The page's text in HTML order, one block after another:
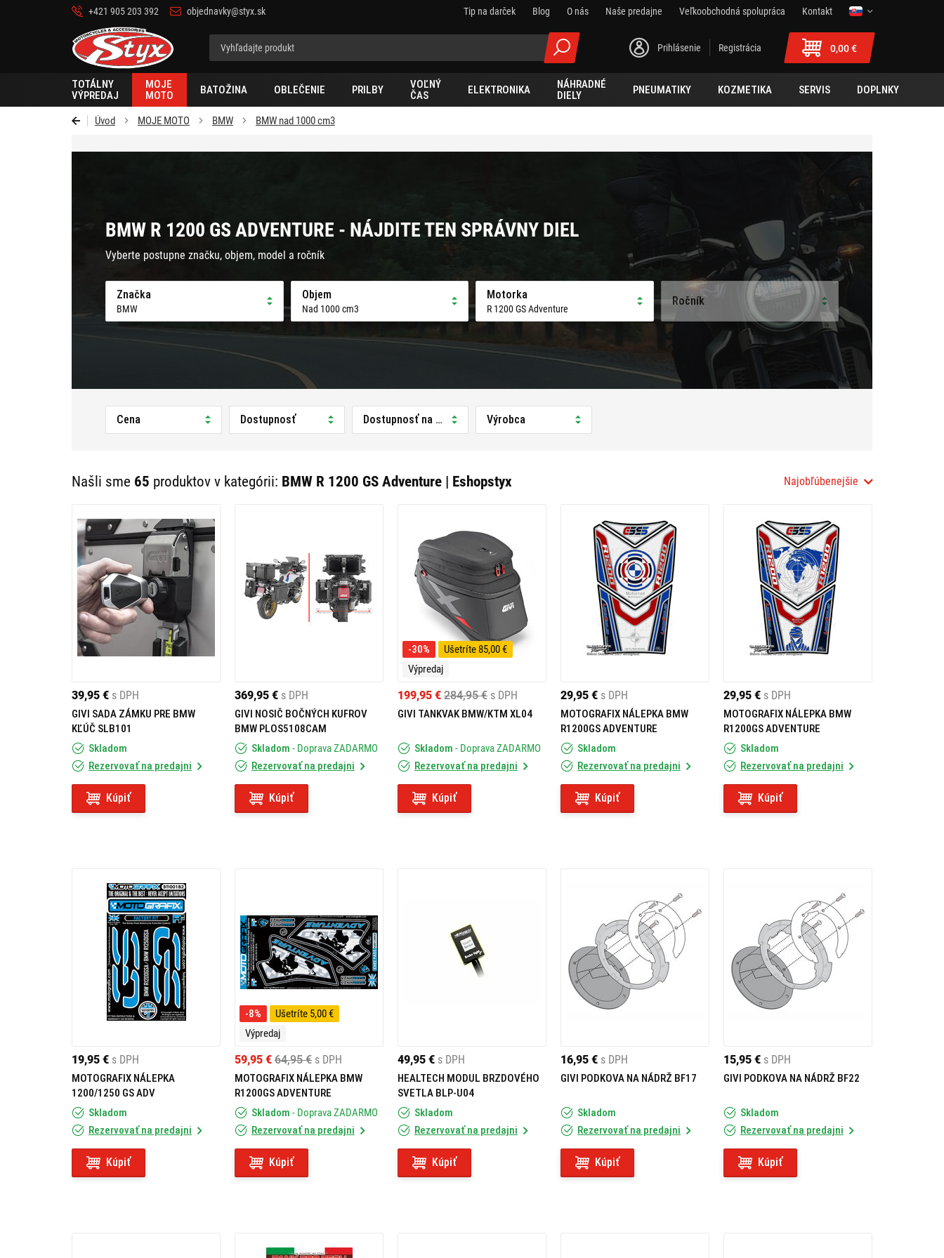
+421 905 203 392 objednavky@styx.sk Tip na darček Blog O nás Naše predajne Veľkoobchodná spolupráca
Kontakt
Styx
Prihlásenie
Registrácia 0,00 €
TOTÁLNY
VÝPREDAJ
MOJE
MOTO
BATOŽINA OBLEČENIE PRILBY
VOĽNÝ
ČAS
ELEKTRONIKA
NÁHRADNÉ
DIELY
PNEUMATIKY KOZMETIKA SERVIS DOPLNKY
Úvod MOJE MOTO BMW BMW nad 1000 cm3
BMW R 1200 GS ADVENTURE - NÁJDITE TEN SPRÁVNY DIEL
Vyberte postupne značku, objem, model a ročník
Značka
BMW
Objem
Nad 1000 cm3
Motorka
R 1200 GS Adventure
Ročník
Cena Dostupnosť Dostupnosť na predajni Výrobca
Našli sme 65 produktov v kategórii: BMW R 1200 GS Adventure | Eshopstyx Najobľúbenejšie
39,95 € s DPH
GIVI SADA ZÁMKU PRE BMW
KĽÚČ SLB101
Skladom
Rezervovať na predajni
Kúpiť
369,95 € s DPH
GIVI NOSIČ BOČNÝCH KUFROV
BMW PLOS5108CAM
Skladom - Doprava ZADARMO
Rezervovať na predajni
Kúpiť
-30%
Ušetríte 85,00 €
Výpredaj
284,95 €
199,95 € s DPH
GIVI TANKVAK BMW/KTM XL04
Skladom - Doprava ZADARMO
Rezervovať na predajni
Kúpiť
29,95 € s DPH
MOTOGRAFIX NÁLEPKA BMW
R1200GS ADVENTURE
Skladom
Rezervovať na predajni
Kúpiť
29,95 € s DPH
MOTOGRAFIX NÁLEPKA BMW
R1200GS ADVENTURE
Skladom
Rezervovať na predajni
Kúpiť
19,95 € s DPH
MOTOGRAFIX NÁLEPKA
1200/1250 GS ADV
Skladom
Rezervovať na predajni
Kúpiť
-8%
Ušetríte 5,00 €
Výpredaj
64,95 €
59,95 € s DPH
MOTOGRAFIX NÁLEPKA BMW
R1200GS ADVENTURE
Skladom - Doprava ZADARMO
Rezervovať na predajni
Kúpiť
49,95 € s DPH
HEALTECH MODUL BRZDOVÉHO
SVETLA BLP-U04
Skladom
Rezervovať na predajni
Kúpiť
16,95 € s DPH
GIVI PODKOVA NA NÁDRŽ BF17
Skladom
Rezervovať na predajni
Kúpiť
15,95 € s DPH
GIVI PODKOVA NA NÁDRŽ BF22
Skladom
Rezervovať na predajni
Kúpiť